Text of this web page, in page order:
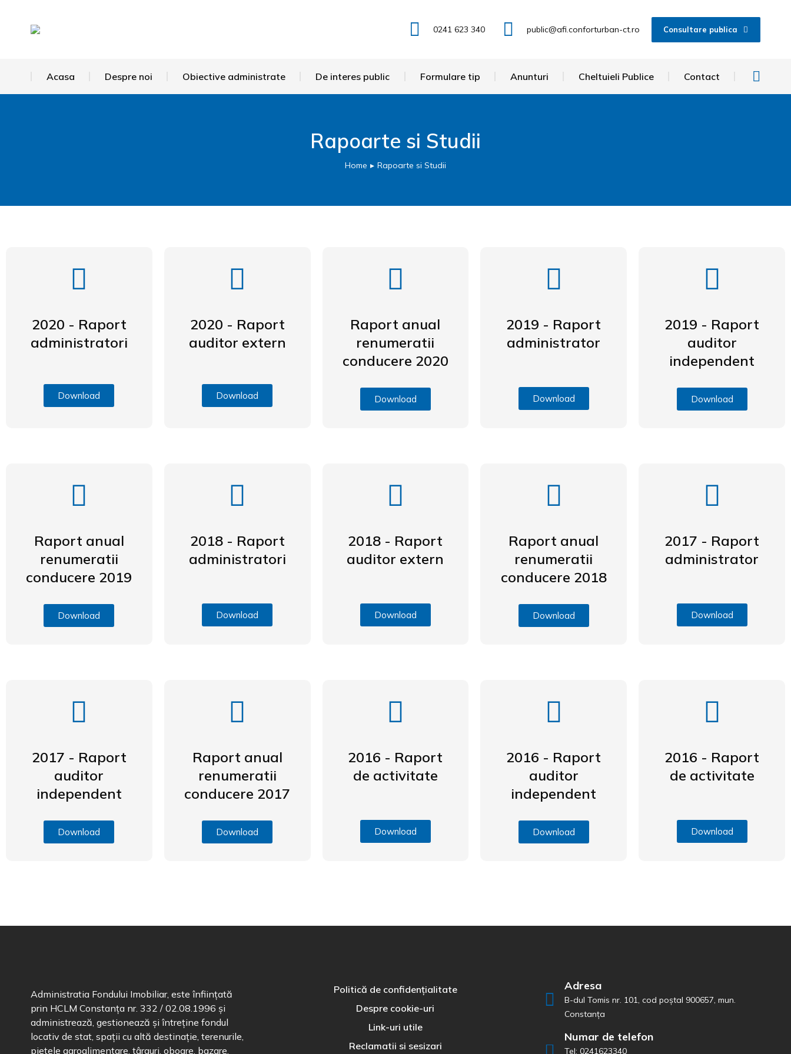
0241 623 340 public@afi.conforturban-ct.ro Consultare publica
Acasa Despre noi Obiective administrate De interes public Formulare tip Anunturi Cheltuieli Publice Contact
Rapoarte si Studii
Home Rapoarte si Studii
2020 - Raport
administratori
Download
2020 - Raport
auditor extern
Download
Raport anual
renumeratii
conducere 2020
Download
2019 - Raport
administrator
Download
2019 - Raport
auditor
independent
Download
Raport anual
renumeratii
conducere 2019
Download
2018 - Raport
administratori
Download
2018 - Raport
auditor extern
Download
Raport anual
renumeratii
conducere 2018
Download
2017 - Raport
administrator
Download
2017 - Raport
auditor
independent
Download
Raport anual
renumeratii
conducere 2017
Download
2016 - Raport
de activitate
Download
2016 - Raport
auditor
independent
Download
2016 - Raport
de activitate
Download
Administratia Fondului Imobiliar, este înființată
prin HCLM Constanța nr. 332 / 02.08.1996 și
administrează, gestionează și întreține fondul
locativ de stat, spații cu altă destinație, terenurile,
piețele agroalimentare, târguri, oboare, bazare,
Politică de confidențialitate
Despre cookie-uri
Link-uri utile
Reclamatii si sesizari
Adresa
B-dul Tomis nr. 101, cod poștal 900657, mun.
Constanța
Numar de telefon
Tel: 0241623340